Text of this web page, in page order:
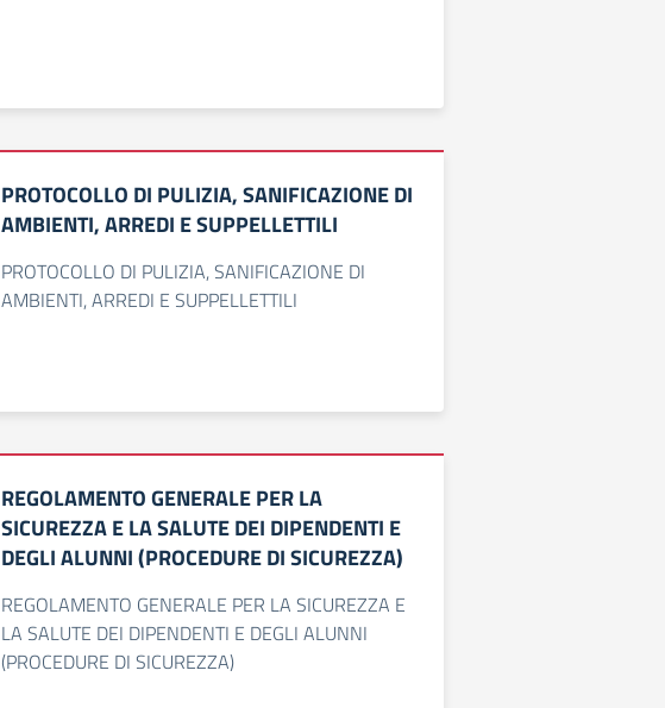
PROTOCOLLO DI PULIZIA, SANIFICAZIONE DI
AMBIENTI, ARREDI E SUPPELLETTILI
PROTOCOLLO DI PULIZIA, SANIFICAZIONE DI
AMBIENTI, ARREDI E SUPPELLETTILI
REGOLAMENTO GENERALE PER LA
SICUREZZA E LA SALUTE DEI DIPENDENTI E
DEGLI ALUNNI (PROCEDURE DI SICUREZZA)
REGOLAMENTO GENERALE PER LA SICUREZZA E
LA SALUTE DEI DIPENDENTI E DEGLI ALUNNI
(PROCEDURE DI SICUREZZA)